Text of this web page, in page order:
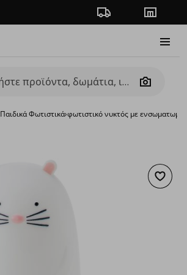
Πορεία παραγγελίας
Camera
Παιδικά Φωτιστικά›φωτιστικό νυκτός με